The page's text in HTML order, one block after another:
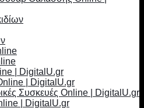
| DigitalU.gr
| DigitalU.gr
Συσκευές Online | DigitalU.gr
| DigitalU.gr